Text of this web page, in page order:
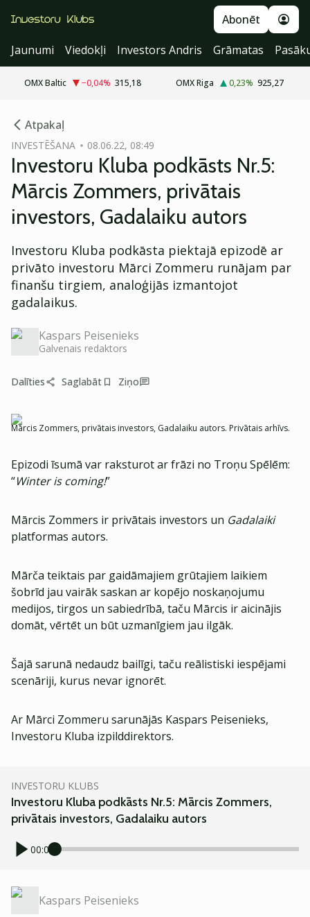
Abonēt
Jaunumi
Viedokļi Investors Andris Grāmatas
OMX Baltic −0,04% 315,18 OMX Riga 0,23% 925,27
Atpakaļ
INVESTĒŠANA 08.06.22, 08:49
Investoru Kluba podkāsts Nr.5:
Mārcis Zommers, privātais
investors, Gadalaiku autors
Investoru Kluba podkāsta piektajā epizodē ar
privāto investoru Mārci Zommeru runājam par
finanšu tirgiem, analoģijās izmantojot
gadalaikus.
Kaspars Peisenieks
Galvenais redaktors
Dalīties Saglabāt Ziņo
Mārcis Zommers, privātais investors, Gadalaiku autors. Privātais arhīvs.
Epizodi īsumā var raksturot ar frāzi no Troņu Spēlēm:
“Winter is coming!”
Mārcis Zommers ir privātais investors un Gadalaiki
platformas autors.
Mārča teiktais par gaidāmajiem grūtajiem laikiem
šobrīd jau vairāk saskan ar kopējo noskaņojumu
medijos, tirgos un sabiedrībā, taču Mārcis ir aicinājis
domāt, vērtēt un būt uzmanīgiem jau ilgāk.
Šajā sarunā nedaudz bailīgi, taču reālistiski iespējami
scenāriji, kurus nevar ignorēt.
Ar Mārci Zommeru sarunājās Kaspars Peisenieks,
Investoru Kluba izpilddirektors.
INVESTORU KLUBS
Investoru Kluba podkāsts Nr.5: Mārcis Zommers,
privātais investors, Gadalaiku autors
00:00
Kaspars Peisenieks